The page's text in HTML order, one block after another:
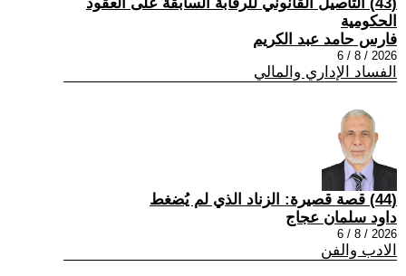
الحكومية
فارس حامد عبد الكريم
2026 / 8 / 6
الفساد الإداري والمالي
(44) قصة قصيرة: الزناد الذي لم يُضغط
داود سلمان عجاج
2026 / 8 / 6
الادب والفن